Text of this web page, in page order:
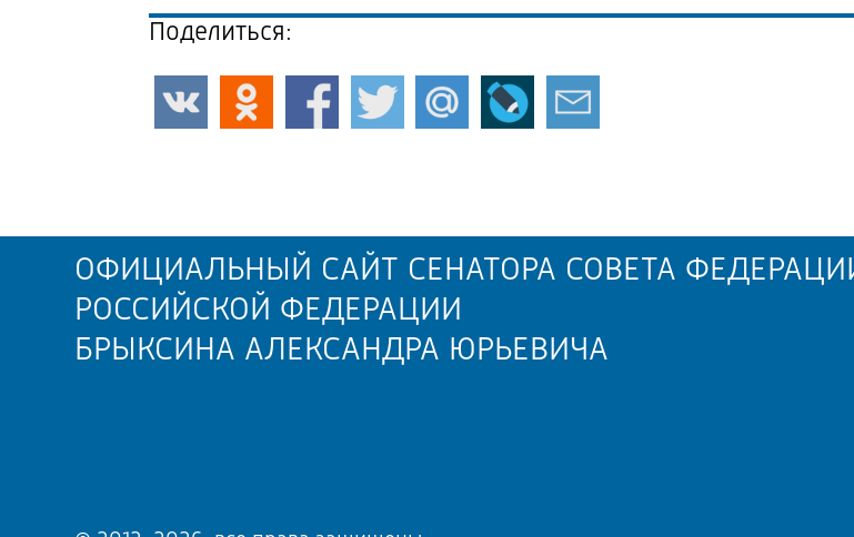
Поделиться:
ОФИЦИАЛЬНЫЙ САЙТ СЕНАТОРА СОВЕТА
РОССИЙСКОЙ ФЕДЕРАЦИИ
БРЫКСИНА АЛЕКСАНДРА ЮРЬЕВИЧА